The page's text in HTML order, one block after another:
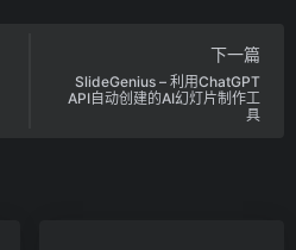
下一篇
SlideGenius – 利用ChatGPT
API自动创建的AI幻灯片制作工
具